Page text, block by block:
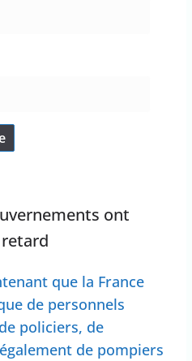
ont
que la France
de personnels
policiers, de
de pompiers